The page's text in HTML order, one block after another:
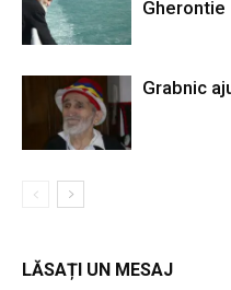
Gherontie
Grabnic
LĂSAȚI UN MESAJ